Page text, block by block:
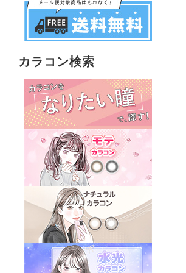
カラコン検索